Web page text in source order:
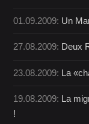
01.09.2009: Un
27.08.2009: Deux
23.08.2009: La
19.08.2009: La
!